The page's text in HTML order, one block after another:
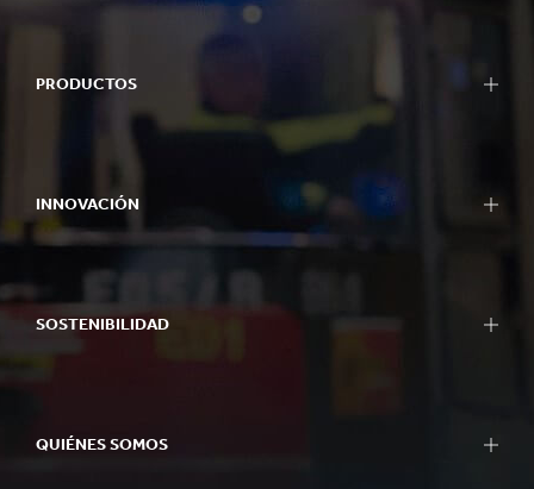
PRODUCTOS
INNOVACIÓN
SOSTENIBILIDAD
QUIÉNES SOMOS